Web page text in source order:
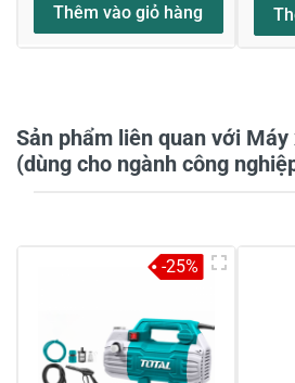
Tiêu đề của nhận xét *
Thêm vào giỏ hàng
Sản phẩm liên quan với
(dùng cho ngành công
-25%